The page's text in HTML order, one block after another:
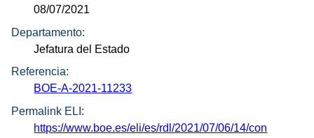
08/07/2021
Departamento:
Jefatura del Estado
Referencia:
BOE-A-2021-11233
Permalink ELI:
https://www.boe.es/eli/es/rdl/2021/07/06/14/con